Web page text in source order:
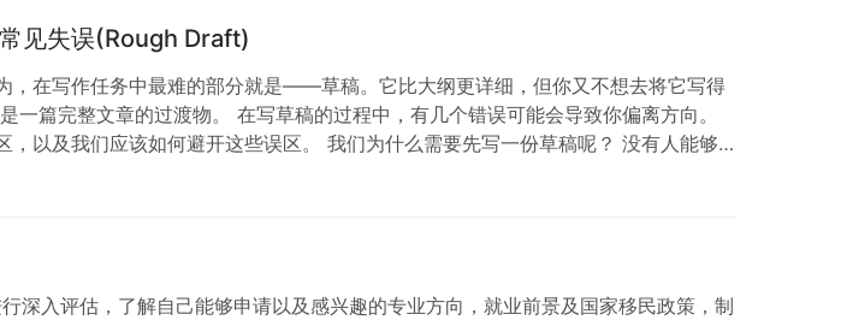
见失误(Rough Draft)
，在写作任务中最难的部分就是——草稿。它比大纲更详细，但你又不想去将它写得
一篇完整文章的过渡物。 在写草稿的过程中，有几个错误可能会导致你偏离方向。
，以及我们应该如何避开这些误区。 我们为什么需要先写一份草稿呢？ 没有人能够
次尝试后都没有得出完整的文章思路。这很正常。因为即使是专业作家也要经过几
入评估，了解自己能够申请以及感兴趣的专业方向，就业前景及国家移民政策，制